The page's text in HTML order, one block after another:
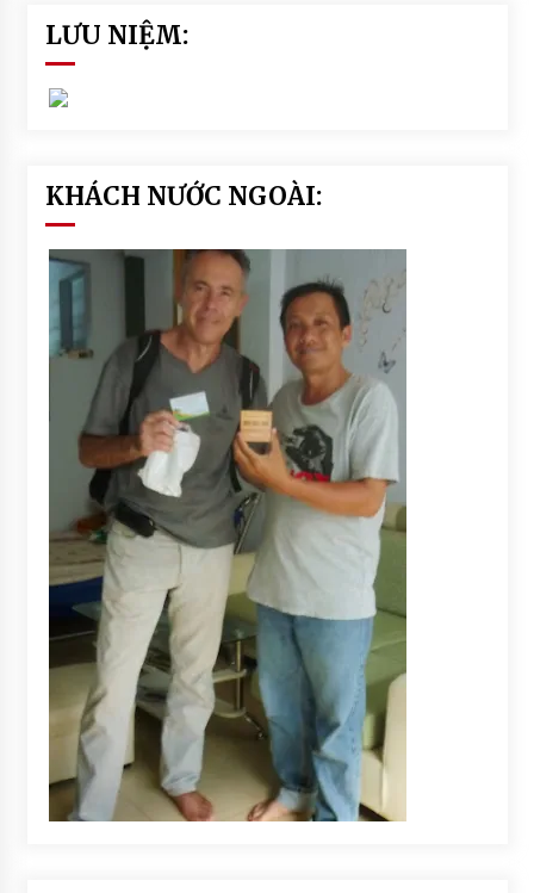
LƯU NIỆM:
KHÁCH NƯỚC NGOÀI: